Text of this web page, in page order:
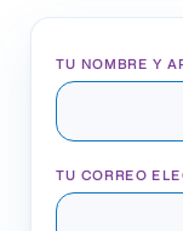
TU NOMBRE Y
TU CORREO